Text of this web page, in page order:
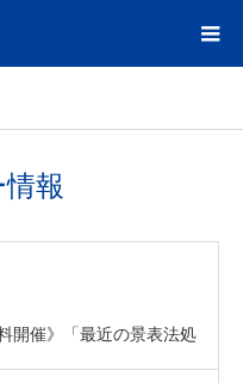
報
開催》「最近の景表法処